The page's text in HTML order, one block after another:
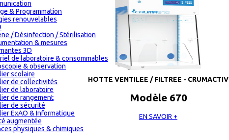
& Programmation
renouvelables
/ Désinfection / Stérilisation
& mesures
3D
de laboratoire & consommables
& observation
scolaire
de collectivités
de laboratoire
de rangement
de sécurité
ExAO & Informatique
augmentée
physiques & chimiques
HOTTE VENTILEE / FILTREE - CRUMACTIV
Modèle 670
EN SAVOIR +